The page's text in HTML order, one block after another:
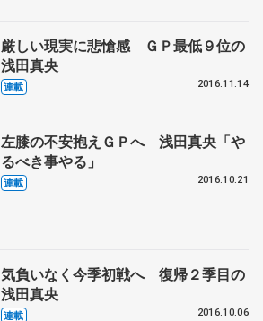
厳しい現実に悲愴感 ＧＰ最低９位の
浅田真央
連載 2016.11.14
左膝の不安抱えＧＰへ 浅田真央「や
るべき事やる」
連載 2016.10.21
気負いなく今季初戦へ 復帰２季目の
浅田真央
連載 2016.10.06